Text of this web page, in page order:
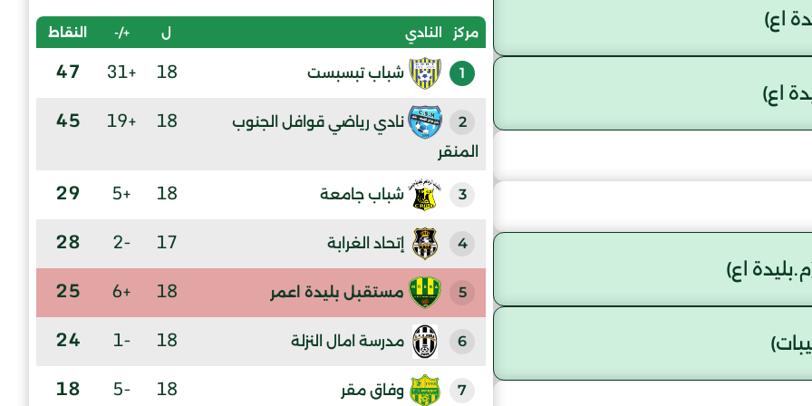
اع)
اع)
اع)
مركز النادي ل +/- النقاط
1 شباب تبسبست 18
+31
47
2
نادي رياضي قوافل الجنوب
المنقر
18
+19
45
3 شباب جامعة 18
+5
29
4 إتحاد الغرابة 17
-2
28
5 مستقبل بليدة اعمر 18
+6
25
6 مدرسة امال النزلة 18
-1
24
7 وفاق مقر 18
-5
18